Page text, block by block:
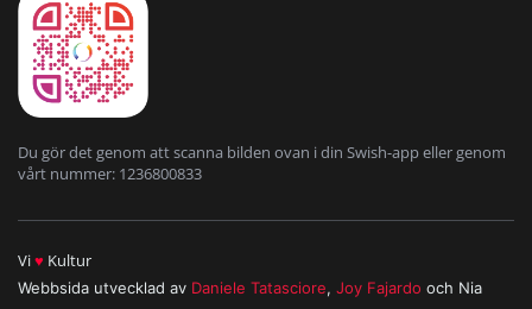
Du gör det genom att scanna bilden ovan i din Swish-app eller genom
vårt nummer: 1236800833
Vi♥ Kultur
Webbsida utvecklad av Daniele Tatasciore, Joy Fajardo och Nia